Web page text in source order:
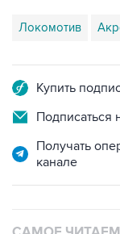
Локомотив
Купить
Подписаться
Получать
канале